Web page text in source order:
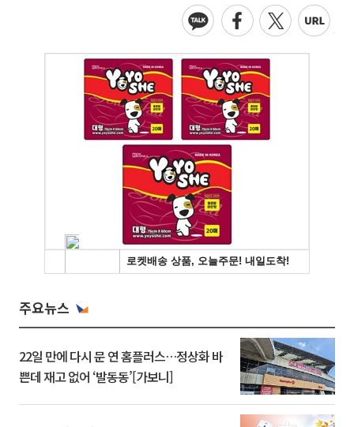
주요뉴스
22일 만에 다시 문 연 홈플러스…정상화 바
쁜데 재고 없어 ‘발동동’[가보니]